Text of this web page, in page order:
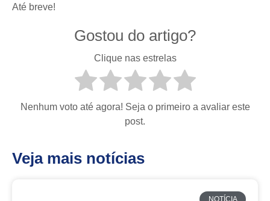
Até breve!
Gostou do artigo?
Clique nas estrelas
Nenhum voto até agora! Seja o primeiro a avaliar este
post.
Veja mais notícias
NOTÍCIA